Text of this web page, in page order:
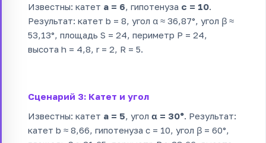
Известны: катет a = 6, гипотенуза c = 10.
Результат: катет b = 8, угол α ≈ 36,87°, угол β ≈
53,13°, площадь S = 24, периметр P = 24,
высота h = 4,8, r = 2, R = 5.
Сценарий 3: Катет и угол
Известны: катет a = 5, угол α = 30°. Результат:
катет b ≈ 8,66, гипотенуза c = 10, угол β = 60°,